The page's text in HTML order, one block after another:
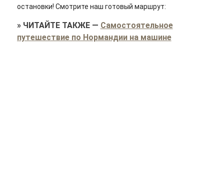
остановки! Смотрите наш готовый маршрут:
» ЧИТАЙТЕ ТАКЖЕ— Самостоятельное
путешествие по Нормандии на машине